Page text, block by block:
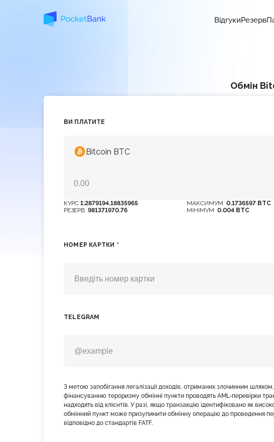
ВідгукиРезерв
Обмін
ВИ ПЛАТИТЕ
Bitcoin BTC
РЕЗЕРВ 981371970.76
КУРС 1:2879194.18835965
МІНІМУМ0.004 BTC
МАКСИМУМ0.1736597 BTC
НОМЕР КАРТКИ *
TELEGRAM
З метою запобігання легалізації доходів, отриманих злочинним
фінансуванню тероризму обмінні пункти проводять AML-перевірки
надходять від клієнтів. У разі, якщо транзакцію ідентифіковано як
обмінний пункт може призупинити обмінну операцію до проведення
відповідно до стандартів FATF.